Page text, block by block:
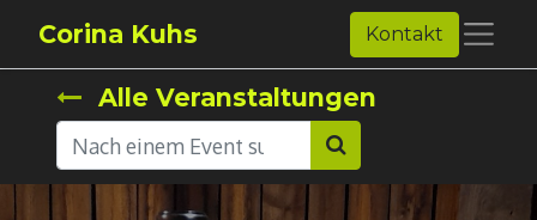
Corina Kuhs Kontakt
Alle Veranstaltungen